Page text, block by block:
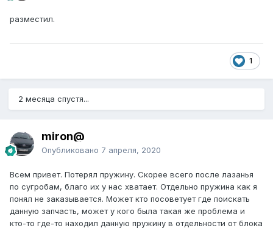
разместил.
1
2 месяца спустя...
miron@
Опубликовано 7 апреля, 2020
Всем привет. Потерял пружину. Скорее всего после лазанья
по сугробам, благо их у нас хватает. Отдельно пружина как я
понял не заказывается. Может кто посоветует где поискать
данную запчасть, может у кого была такая же проблема и
кто-то где-то находил данную пружину в отдельности от блока